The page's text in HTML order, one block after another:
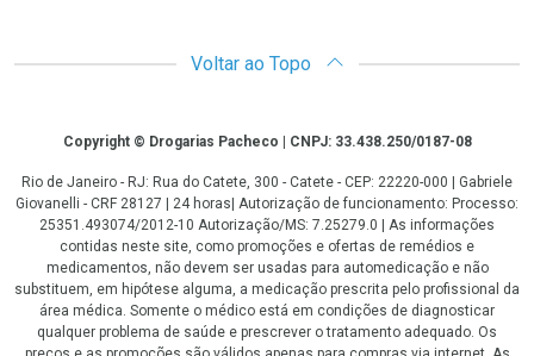
Voltar ao Topo
CopyrightCopyright © Drogarias Pacheco | CNPJ: 33.438.250/0187-08
Rio de Janeiro - RJ: Rua do Catete, 300 - Catete - CEP: 22220-000 | Gabriele
Giovanelli - CRF 28127 | 24 horas| Autorização de funcionamento: Processo:
25351.493074/2012-10 Autorização/MS: 7.25279.0 | As informações
contidas neste site, como promoções e ofertas de remédios e
medicamentos, não devem ser usadas para automedicação e não
substituem, em hipótese alguma, a medicação prescrita pelo profissional da
área médica. Somente o médico está em condições de diagnosticar
qualquer problema de saúde e prescrever o tratamento adequado. Os